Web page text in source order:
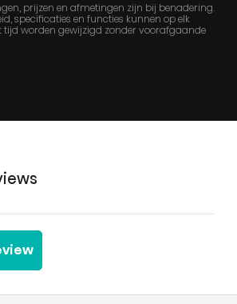
prijzen en afmetingen zijn bij benadering.
specificaties en functies kunnen op elk
worden gewijzigd zonder voorafgaande